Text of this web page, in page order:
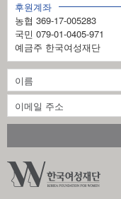
후원계좌
농협 369-17-005283
국민 079-01-0405-971
예금주 한국여성재단